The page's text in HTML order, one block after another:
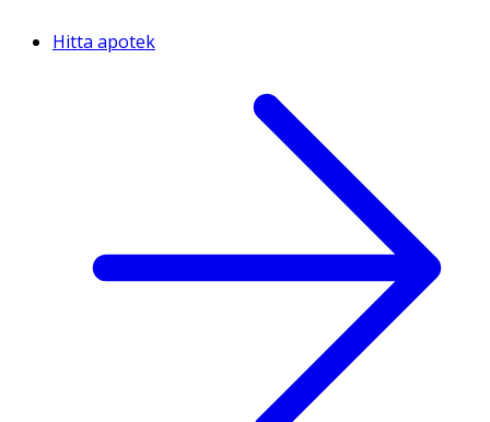
Hitta apotek